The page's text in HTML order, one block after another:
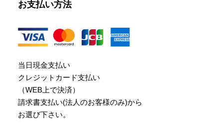
お支払い方法
当日現金支払い
クレジットカード支払い
（WEB上で決済）
請求書支払い(法人のお客様のみ)から
お選び下さい。